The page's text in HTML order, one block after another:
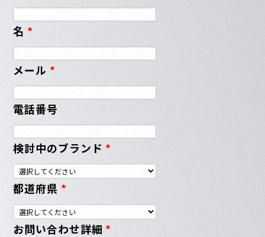
名 *
メール *
電話番号
検討中のブランド *
都道府県 *
お問い合わせ詳細 *